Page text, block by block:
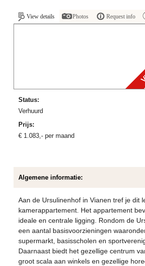
View details Photos Request info
Status:
verhuurd
Prijs:
€ 1.083,- per maand
Algemene informatie:
Aan de Ursulinenhof in Vianen tref je dit
kamerappartement. Het appartement
ideale en centrale ligging. Rondom de
een aantal basisvoorzieningen
supermarkt, basisscholen en
Daarnaast biedt het gezellige centrum
groot scala aan winkels en gezellige